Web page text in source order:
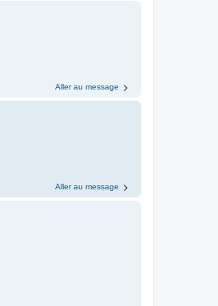
Aller au message
Aller au message